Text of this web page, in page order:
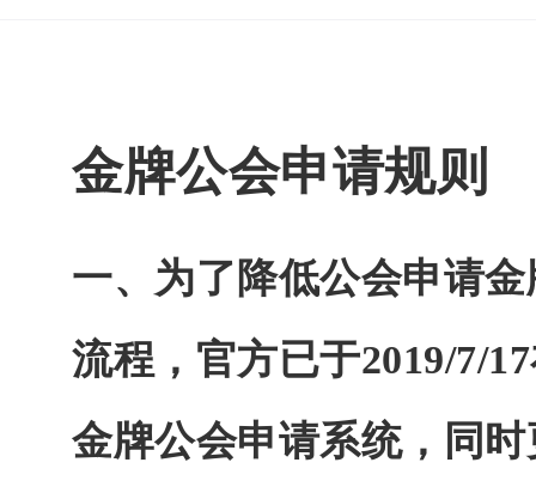
金牌公会申请规则
一、为了降低公会申请
流程，官方已于2019/7/
金牌公会申请系统，同